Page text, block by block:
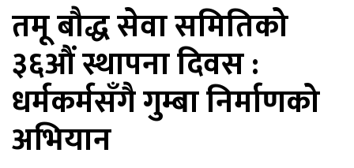
तमू बौद्ध सेवा समितिको
३६औं स्थापना दिवस :
धर्मकर्मसँगै गुम्बा निर्माणको
अभियान